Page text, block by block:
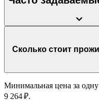
Сколько стоит проживание в
Минимальная цена за одну
9 264 ₽.